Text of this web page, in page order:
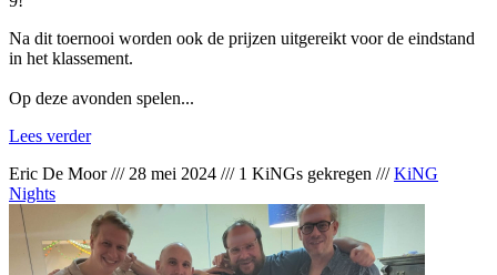
Na dit toernooi worden ook de prijzen uitgereikt voor de eindstand
in het klassement.
Op deze avonden spelen...
Lees verder
Eric De Moor/// 28 mei 2024 /// 1 KiNGs gekregen ///KiNG
Nights